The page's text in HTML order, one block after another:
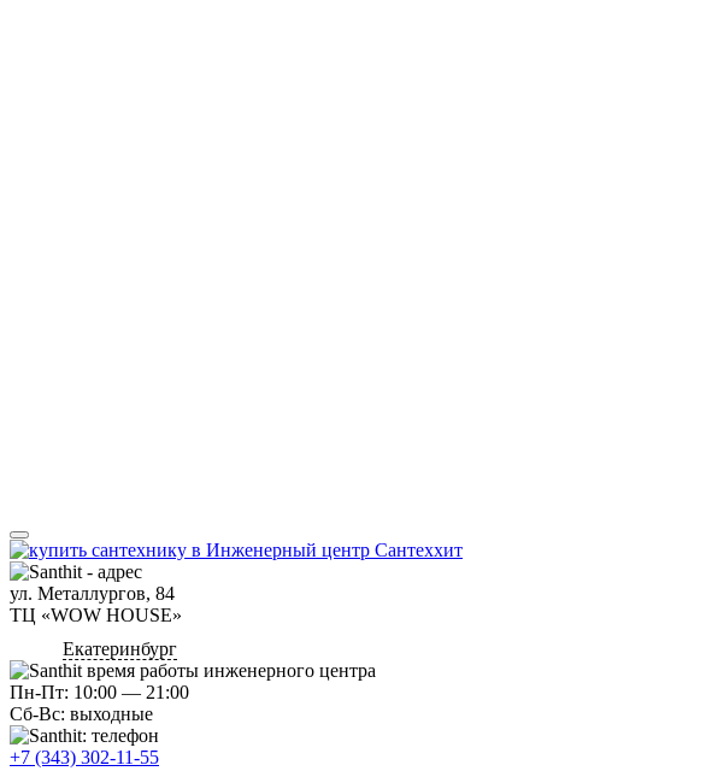
ул. Металлургов, 84
ТЦ «WOW HOUSE»
Екатеринбург
Пн-Пт: 10:00 — 21:00
Сб-Вс: выходные
+7 (343) 302-11-55